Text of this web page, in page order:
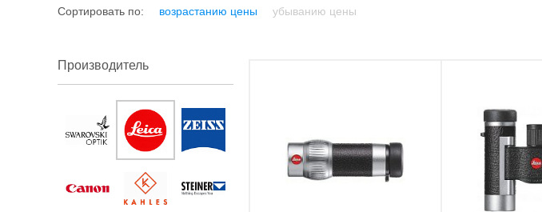
Сортировать по: возрастанию цены убыванию цены
Производитель